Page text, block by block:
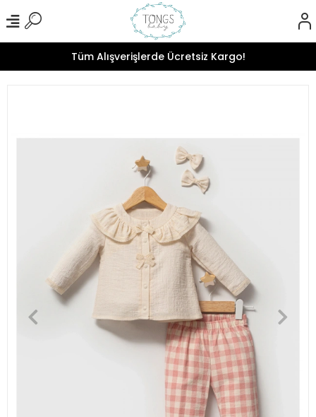
Tüm Alışverişlerde Ücretsiz Kargo!